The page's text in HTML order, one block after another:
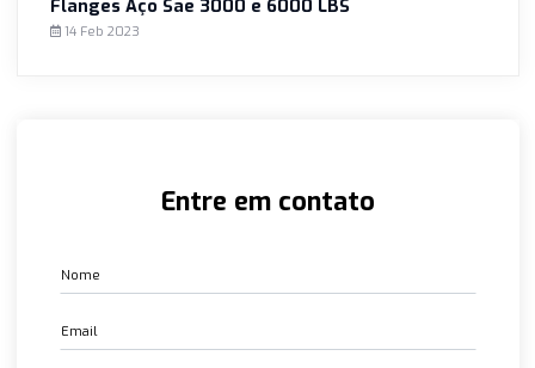
Juntas para Boca de Cadeira
Válvula de Alta Pressão 3000,6000, 9000 PSI
Flanges Aço Sae 3000 e 6000 LBS
14 Feb 2023